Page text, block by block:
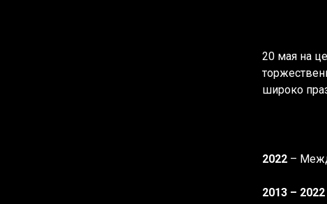
20 мая на
широко
2022 –
2013 – 2022